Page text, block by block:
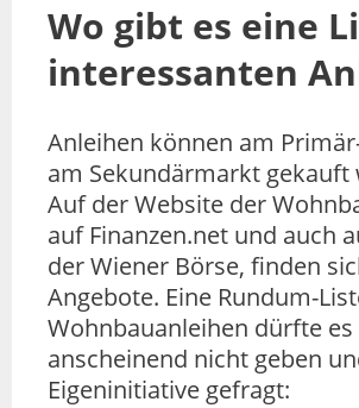
Wo gibt es eine
interessanten
Anleihen können am
am Sekundärmarkt gekauft
Auf der Website der
auf Finanzen.net und auch
der Wiener Börse, finden
Angebote. Eine Rundum-
Wohnbauanleihen dürfte es
anscheinend nicht geben
Eigeninitiative gefragt: